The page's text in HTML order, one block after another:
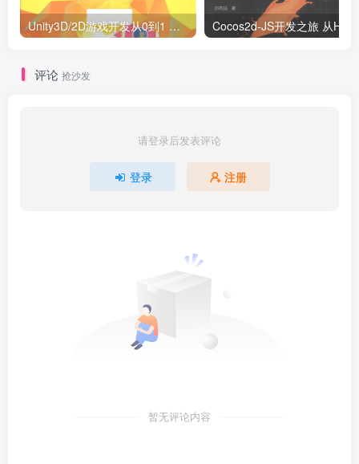
Unity3D/2D游戏开发从0到1 （刘国柱著） 完整版_游戏开发教程
评论 抢沙发
请登录后发表评论
登录 注册
暂无评论内容